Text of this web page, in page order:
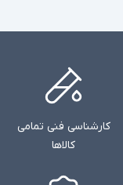
کارشناسی فنی تمامی
کالاها